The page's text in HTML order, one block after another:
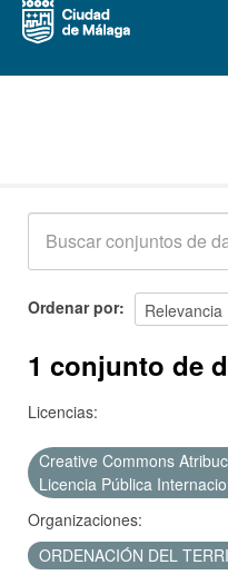
Acerca de
Ordenar por
1 conjunto de
Licencias:
Creative Commons
Licencia Pública
Organizaciones:
ORDENACIÓN DEL